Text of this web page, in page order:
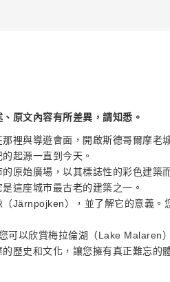
原文內容有所差異，請知悉。
裡與導遊會面，開啟斯德哥爾摩老
起源一直到今天。
原始廣場，以其標誌性的彩色建築
這座城市最古老的建築之一。
Järnpojken），並了解它的意義。
可以欣賞梅拉倫湖（Lake Malaren
歷史和文化，讓您擁有真正難忘的